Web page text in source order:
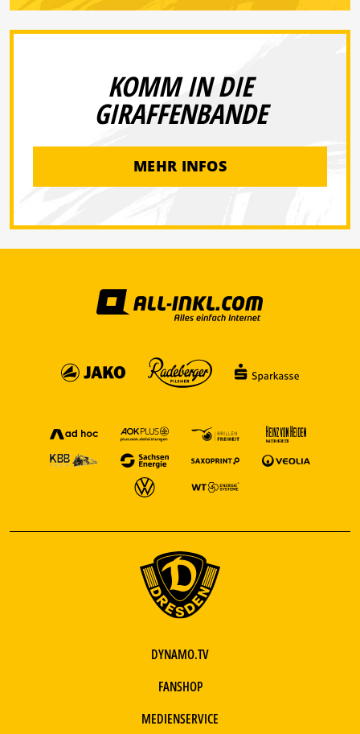
KOMM IN DIE
GIRAFFENBANDE
MEHR INFOS
DYNAMO.TV
FANSHOP
MEDIENSERVICE